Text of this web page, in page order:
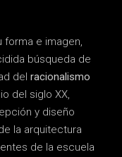
forma e imagen,
búsqueda de
delracionalismo
del siglo XX,
y diseño
la arquitectura
de la escuela